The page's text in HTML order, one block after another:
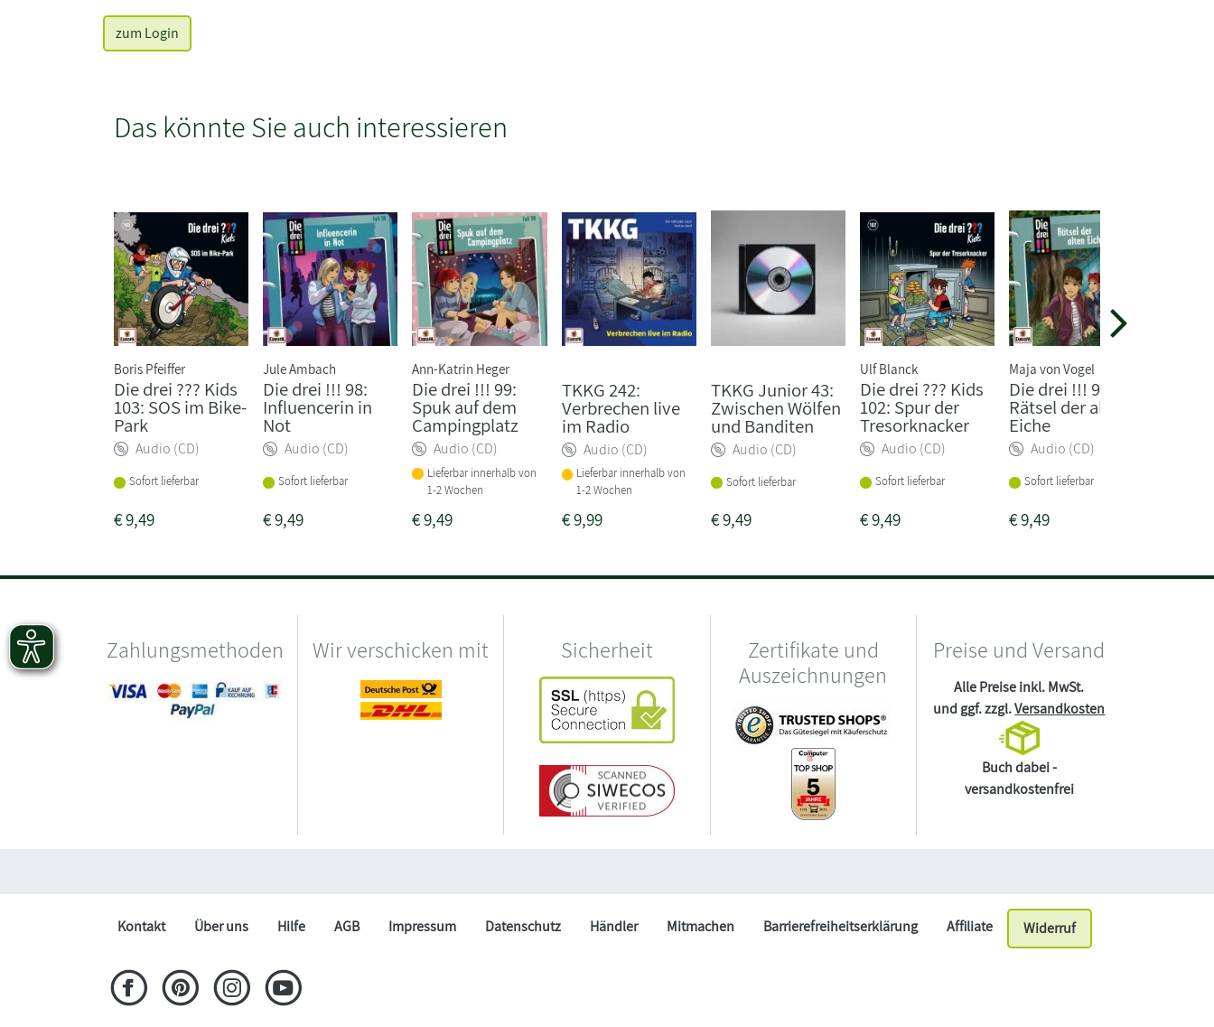
zum Login
Das könnte Sie auch interessieren
Boris Pfeiffer
Die drei ??? Kids
103: SOS im Bike-
Park
Audio (CD)
Sofort lieferbar
€9,49
Jule Ambach
Die drei !!! 98:
Influencerin in
Not
Audio (CD)
Sofort lieferbar
€9,49
Ann-Katrin Heger
Die drei !!! 99:
Spuk auf dem
Campingplatz
Audio (CD)
Lieferbar innerhalb von
1-2 Wochen
€9,49
TKKG 242:
Verbrechen live
im Radio
Audio (CD)
Lieferbar innerhalb von
1-2 Wochen
€9,99
TKKG Junior 43:
Zwischen Wölfen
und Banditen
Audio (CD)
Sofort lieferbar
€9,49
Ulf Blanck
Die drei ??? Kids
102: Spur der
Tresorknacker
Audio (CD)
Sofort lieferbar
€9,49
Maja von Vogel
Die drei !!! 97:
Rätsel der alten
Eiche
Audio (CD)
Sofort lieferbar
€9,49
Zahlungsmethoden Wir verschicken mit Sicherheit
Zertifikate und
Auszeichnungen
Preise und Versand
Alle Preise inkl. MwSt.
und ggf. zzgl.Versandkosten
Buch dabei -
versandkostenfrei
Kontakt Über uns Hilfe AGB Impressum Datenschutz Händler Mitmachen Barrierefreiheitserklärung Affiliate Widerruf